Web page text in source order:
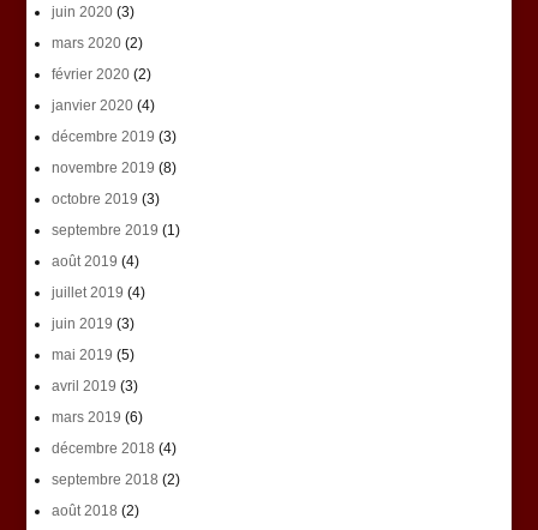
juin 2020(3)
mars 2020(2)
février 2020(2)
janvier 2020(4)
décembre 2019 (3)
novembre 2019 (8)
octobre 2019 (3)
septembre 2019 (1)
août 2019 (4)
juillet 2019 (4)
juin 2019 (3)
mai 2019 (5)
avril 2019 (3)
mars 2019 (6)
décembre 2018 (4)
septembre 2018 (2)
août 2018 (2)